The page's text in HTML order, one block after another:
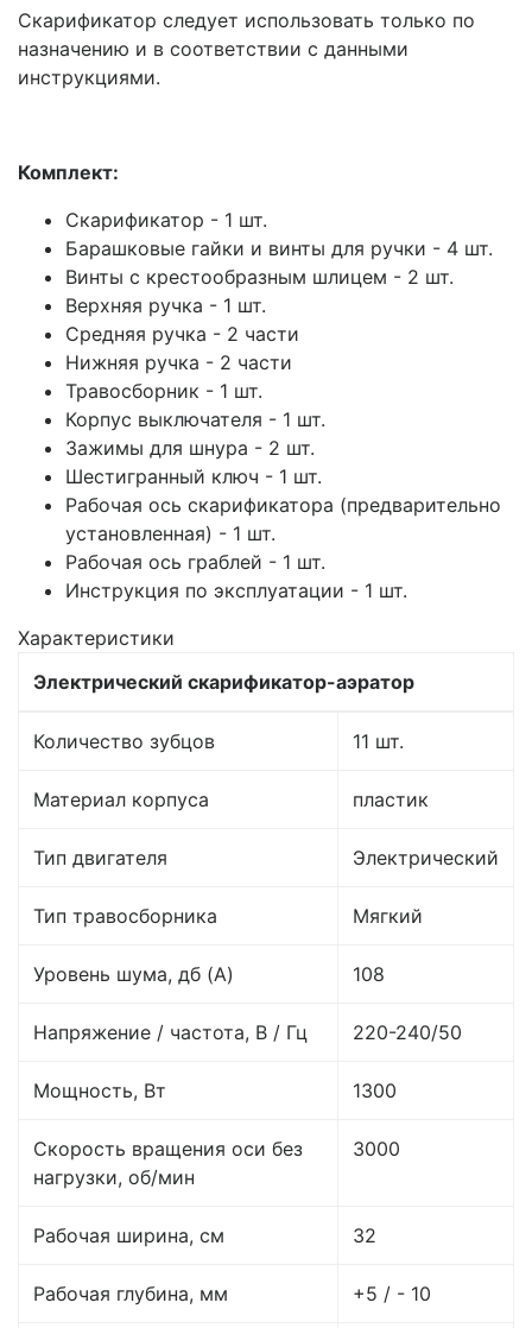
Скарификатор следует использовать только по
назначению и в соответствии с данными
инструкциями.
Комплект:
Скарификатор - 1 шт.
Барашковые гайки и винты для ручки - 4 шт.
Винты с крестообразным шлицем - 2 шт.
Верхняя ручка - 1 шт.
Средняя ручка - 2 части
Нижняя ручка - 2 части
Травосборник - 1 шт.
Корпус выключателя - 1 шт.
Зажимы для шнура - 2 шт.
Шестигранный ключ - 1 шт.
Рабочая ось скарификатора (предварительно
установленная) - 1 шт.
Рабочая ось граблей - 1 шт.
Инструкция по эксплуатации - 1 шт.
Характеристики
Электрический скарификатор-аэратор
Количество зубцов 11 шт.
Материал корпуса пластик
Тип двигателя Электрический
Тип травосборника Мягкий
Уровень шума, дб (A) 108
Напряжение / частота, В / Гц 220-240/50
Мощность, Вт 1300
Скорость вращения оси без
нагрузки, об/мин
3000
Рабочая ширина, см 32
Рабочая глубина, мм +5 / - 10